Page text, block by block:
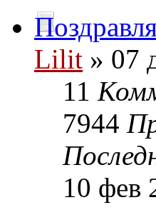
Lilit » 07
11
7944
10 фев